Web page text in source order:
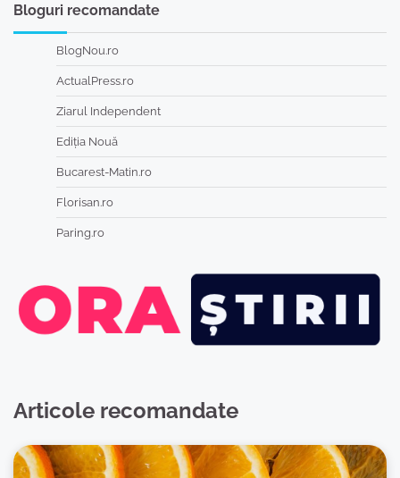
Bloguri recomandate
BlogNou.ro
ActualPress.ro
Ziarul Independent
Ediția Nouă
Bucarest-Matin.ro
Florisan.ro
Paring.ro
Articole recomandate